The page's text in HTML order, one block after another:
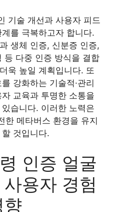
기술 개선과 사용자 피드
를 극복하고자 합니다.
생체 인증, 신분증 인증,
등 다중 인증 방식을 결합
욱 높일 계획입니다. 또
강화하는 기술적·관리
교육과 투명한 소통을
습니다. 이러한 노력은
한 메타버스 환경을 유지
것입니다.
인증 얼굴
용자 경험
향